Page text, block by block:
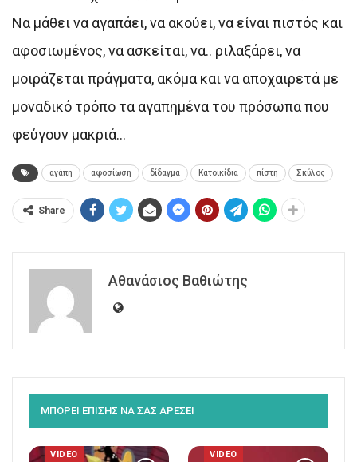
Να μάθει να αγαπάει, να ακούει, να είναι πιστός και
αφοσιωμένος, να ασκείται, να.. ριλαξάρει, να
μοιράζεται πράγματα, ακόμα και να αποχαιρετά με
μοναδικό τρόπο τα αγαπημένα του πρόσωπα που
φεύγουν μακριά…
αγάπη αφοσίωση δίδαγμα Κατοικίδια πίστη Σκύλος
Share
Αθανάσιος Βαθιώτης
ΜΠΟΡΕΙ ΕΠΙΣΗΣ ΝΑ ΣΑΣ ΑΡΕΣΕΙ
VIDEO VIDEO